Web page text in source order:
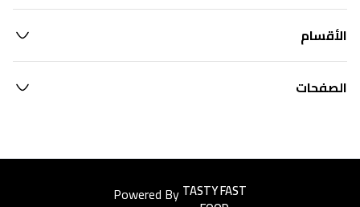
الأقسام
الصفحات
Powered ByEasyorders